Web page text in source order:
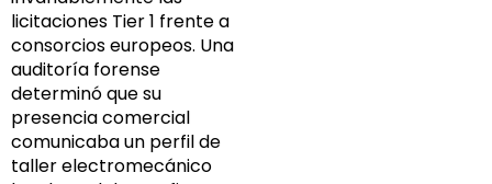
licitaciones Tier 1 frente a
consorcios europeos. Una
auditoría forense
determinó que su
presencia comercial
comunicaba un perfil de
taller electromecánico